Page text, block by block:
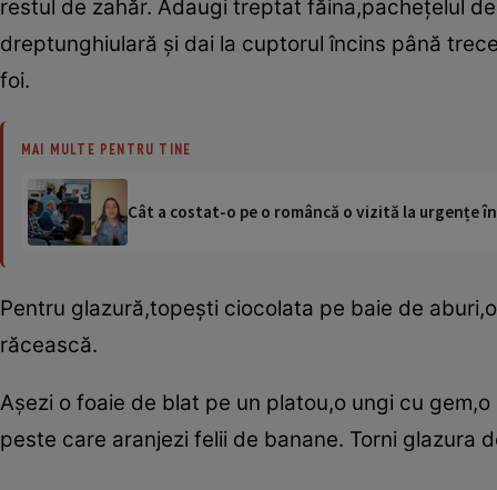
restul de zahăr. Adaugi treptat făina,pacheţelul
dreptunghiulară şi dai la cuptorul încins până
foi.
MAI MULTE PENTRU TINE
Cât a costat-o pe o româncă o vizită la urgențe
Pentru glazură,topeşti ciocolata pe baie de
răcească.
Aşezi o foaie de blat pe un platou,o ungi cu
peste care aranjezi felii de banane. Torni glazura